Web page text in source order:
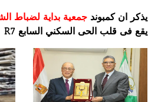
يذكر ان كمبوند جمعية بداية لضباط
يقع فى قلب الحى السكني السابع R7